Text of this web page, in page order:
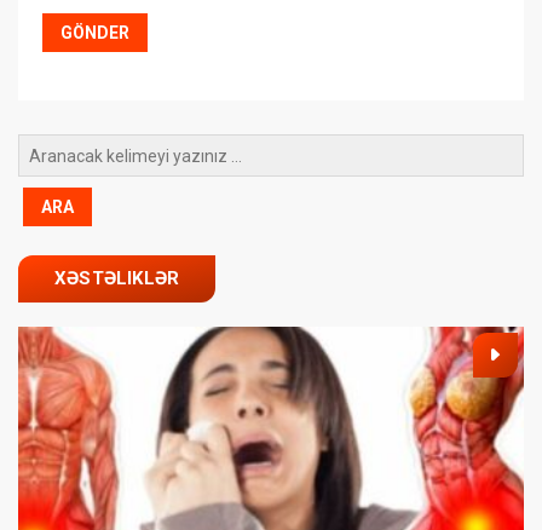
XƏSTƏLIKLƏR